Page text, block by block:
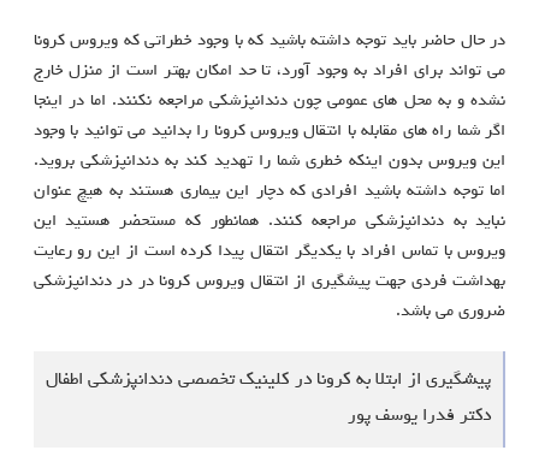
در حال حاضر باید توجه داشته باشید که با وجود خطراتی که ویروس کرونا
می ‌تواند برای افراد به وجود آورد، تا حد امکان بهتر است از منزل خارج
نشده و به محل های عمومی چون دندانپزشکی مراجعه نکنند. اما در اینجا
اگر شما راه های مقابله با انتقال ویروس کرونا را بدانید می توانید با وجود
این ویروس بدون اینکه خطری شما را تهدید کند به دندانپزشکی بروید.
اما توجه داشته باشید افرادی که دچار این بیماری هستند به هیچ عنوان
نباید به دندانپزشکی مراجعه کنند. همانطور که مستحضر هستید این
ویروس با تماس افراد با یکدیگر انتقال پیدا کرده است از این رو رعایت
بهداشت فردی جهت پیشگیری از انتقال ویروس کرونا در در دندانپزشکی
ضروری می باشد.
پیشگیری از ابتلا به کرونا در کلینیک تخصصی دندانپزشکی اطفال
دکتر فدرا یوسف پور